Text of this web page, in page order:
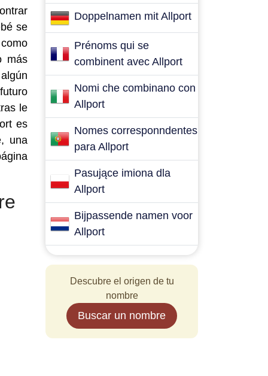
se
más
le
es
una
Doppelnamen mit Allport
Prénoms qui se
combinent avec Allport
Nomi che combinano con
Allport
Nomes corresponndentes
para Allport
Pasujące imiona dla
Allport
Bijpassende namen voor
Allport
Descubre el origen de tu
nombre
Buscar un nombre